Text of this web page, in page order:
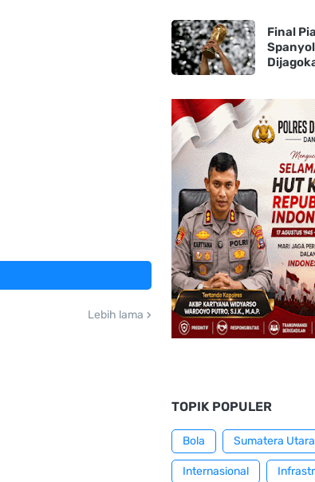
Lebih lama
Final
TOPIK POPULER
Bola Sumatera Utara
Internasional